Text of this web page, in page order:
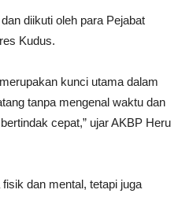
diikuti oleh para Pejabat
Kudus.
kunci utama dalam
tanpa mengenal waktu dan
cepat,” ujar AKBP Heru
dan mental, tetapi juga